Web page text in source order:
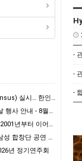
- 호주 2026 인구조사(Census) 실시… 한인사회도 적극 참여해야
- 2026 퀸즐랜드 한국의 날 행사 안내 - 8월22일 토요일/브리즈번 King George…
- 호주 한인사회의 자랑… 2001년부터 이어진 태권도 봉사, 대한민국 경찰의 감사로 이어지다
- 2026년 브리즈번 한인 남성 합창단 공연 여러분들을 초대합니다.
년 정기연주회
-
-
-